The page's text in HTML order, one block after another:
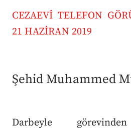
CEZAEVİ TELEFON
21 HAZİRAN 2019
Şehid Muhammed
Darbeyle